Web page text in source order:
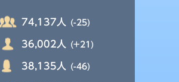
74,137人 (-25)
36,002人 (+21)
38,135人 (-46)